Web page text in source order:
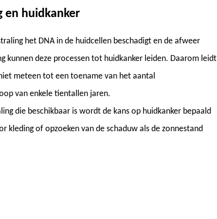
en huidkanker
het DNA in de huidcellen beschadigt en de afweer
kunnen deze processen tot huidkanker leiden. Daarom leidt
meteen tot een toename van het aantal
van enkele tientallen jaren.
die beschikbaar is wordt de kans op huidkanker bepaald
kleding of opzoeken van de schaduw als de zonnestand